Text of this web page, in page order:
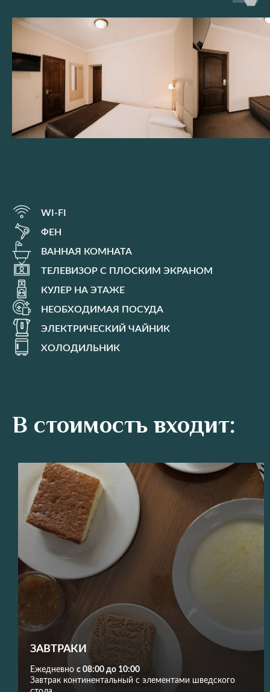
WI-FI
ФЕН
ВАННАЯ КОМНАТА
ТЕЛЕВИЗОР С ПЛОСКИМ ЭКРАНОМ
КУЛЕР НА ЭТАЖЕ
НЕОБХОДИМАЯ ПОСУДА
ЭЛЕКТРИЧЕСКИЙ ЧАЙНИК
ХОЛОДИЛЬНИК
В стоимость входит:
ЗАВТРАКИ
Ежедневно с 08:00 до 10:00
Завтрак континентальный с элементами шведского